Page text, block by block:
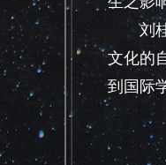
刘桂
文化的
到国际